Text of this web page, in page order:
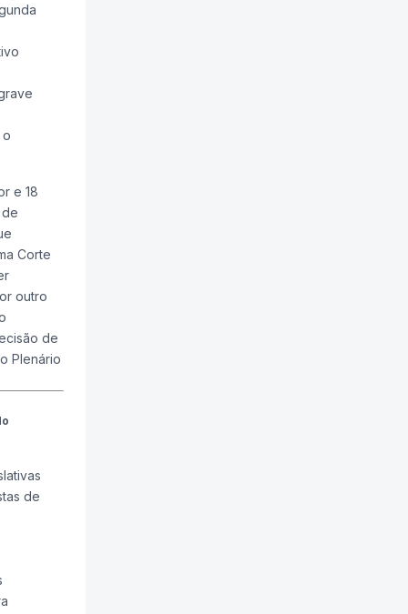
e 18
Corte
outro
de
Plenário
de